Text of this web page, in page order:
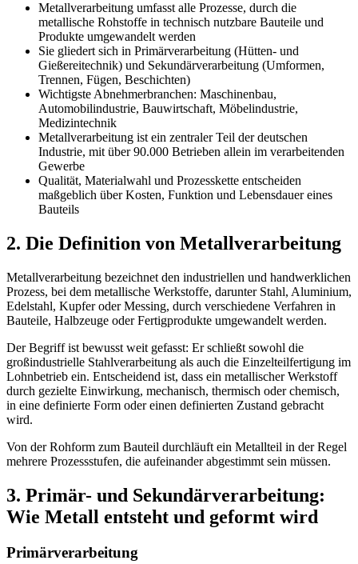
Metallverarbeitung umfasst alle Prozesse, durch die
metallische Rohstoffe in technisch nutzbare Bauteile und
Produkte umgewandelt werden
Sie gliedert sich in Primärverarbeitung (Hütten- und
Gießereitechnik) und Sekundärverarbeitung (Umformen,
Trennen, Fügen, Beschichten)
Wichtigste Abnehmerbranchen: Maschinenbau,
Automobilindustrie, Bauwirtschaft, Möbelindustrie,
Medizintechnik
Metallverarbeitung ist ein zentraler Teil der deutschen
Industrie, mit über 90.000 Betrieben allein im verarbeitenden
Gewerbe
Qualität, Materialwahl und Prozesskette entscheiden
maßgeblich über Kosten, Funktion und Lebensdauer eines
Bauteils
2. Die Definition von Metallverarbeitung
Metallverarbeitung bezeichnet den industriellen und handwerklichen
Prozess, bei dem metallische Werkstoffe, darunter Stahl, Aluminium,
Edelstahl, Kupfer oder Messing, durch verschiedene Verfahren in
Bauteile, Halbzeuge oder Fertigprodukte umgewandelt werden.
Der Begriff ist bewusst weit gefasst: Er schließt sowohl die
großindustrielle Stahlverarbeitung als auch die Einzelteilfertigung im
Lohnbetrieb ein. Entscheidend ist, dass ein metallischer Werkstoff
durch gezielte Einwirkung, mechanisch, thermisch oder chemisch,
in eine definierte Form oder einen definierten Zustand gebracht
wird.
Von der Rohform zum Bauteil durchläuft ein Metallteil in der Regel
mehrere Prozessstufen, die aufeinander abgestimmt sein müssen.
3. Primär- und Sekundärverarbeitung:
Wie Metall entsteht und geformt wird
Primärverarbeitung